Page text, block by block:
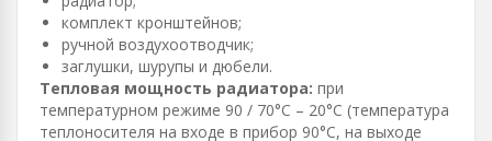
комплект кронштейнов;
ручной воздухоотводчик;
заглушки, шурупы и дюбели.
Тепловая мощность радиатора: при
температурном режиме 90 / 70°С – 20°С (температура
теплоносителя на входе в прибор 90°С, на выходе